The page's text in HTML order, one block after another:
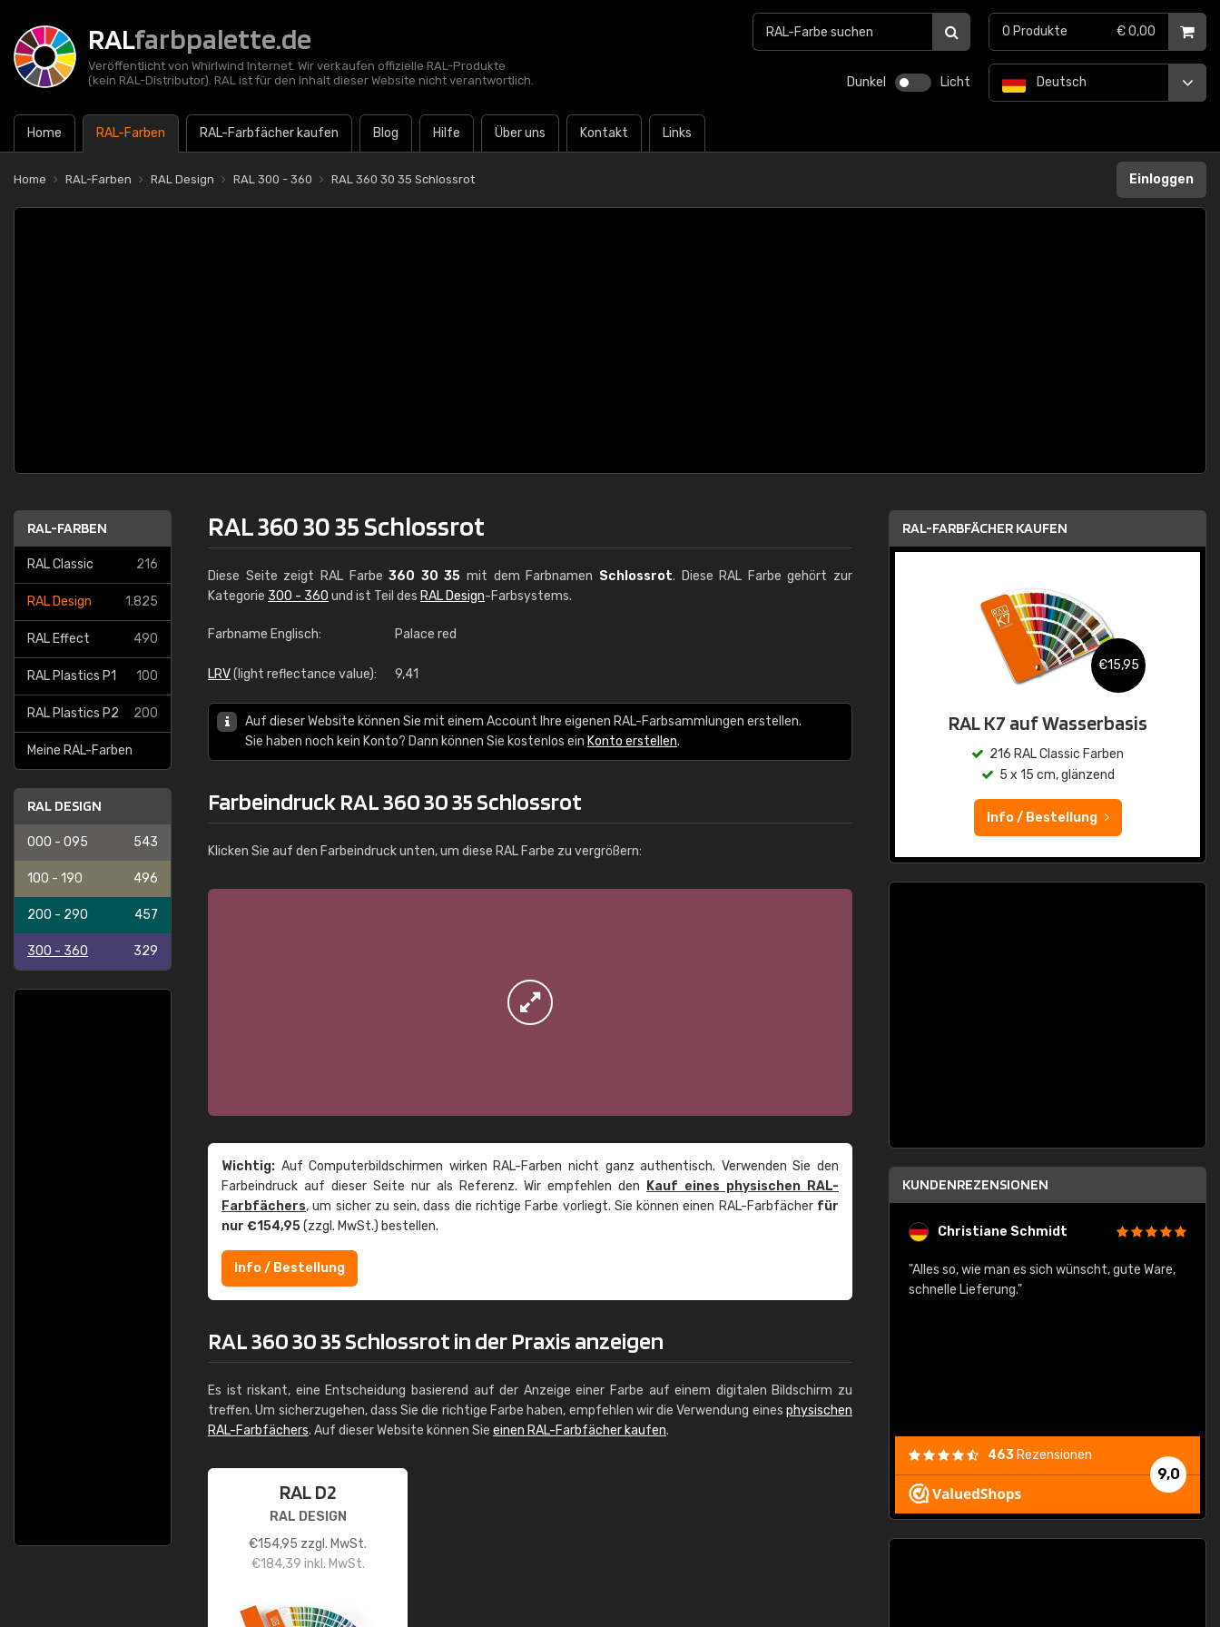
RALfarbpalette.de
Veröffentlicht von Whirlwind Internet. Wir verkaufen offizielle RAL-Produkte
(kein RAL-Distributor). RAL ist für den Inhalt dieser Website nicht verantwortlich.
Dunkel Licht
Home RAL-Farben RAL-Farbfächer kaufen Blog Hilfe Über uns Kontakt Links
Deutsch
0 Produkte € 0,00
Home RAL-Farben RAL Design RAL 300 - 360 RAL 360 30 35 Schlossrot Einloggen
RAL-FARBEN
RAL Classic 216
RAL Design 1.825
RAL Effect 490
RAL Plastics P1 100
RAL Plastics P2 200
Meine RAL-Farben
RAL DESIGN
000 - 095 543
100 - 190 496
200 - 290 457
300 - 360 329
RAL 360 30 35 Schlossrot
Diese Seite zeigt RAL Farbe360 30 35 mit dem Farbnamen Schlossrot. Diese RAL Farbe gehört zur
Kategorie 300 - 360 und ist Teil des RAL Design-Farbsystems.
Farbname Englisch: Palace red
LRV(light reflectance value): 9,41
Auf dieser Website können Sie mit einem Account Ihre eigenen RAL-Farbsammlungen erstellen.
Sie haben noch kein Konto? Dann können Sie kostenlos ein Konto erstellen.
Farbeindruck RAL 360 30 35 Schlossrot
Klicken Sie auf den Farbeindruck unten, um diese RAL Farbe zu vergrößern:
Wichtig: Auf Computerbildschirmen wirken RAL-Farben nicht ganz authentisch. Verwenden Sie den
Farbeindruck auf dieser Seite nur als Referenz. Wir empfehlen den
Kauf eines physischen RAL-
Farbfächers, um sicher zu sein, dass die richtige Farbe vorliegt. Sie können einen RAL-Farbfächer für
nur €154,95(zzgl. MwSt.) bestellen.
Info / Bestellung
RAL 360 30 35 Schlossrot in der Praxis anzeigen
Es ist riskant, eine Entscheidung basierend auf der Anzeige einer Farbe auf einem digitalen Bildschirm zu
treffen. Um sicherzugehen, dass Sie die richtige Farbe haben, empfehlen wir die Verwendung eines physischen
RAL-Farbfächers. Auf dieser Website können Sie einen RAL-Farbfächer kaufen.
RAL D2
RAL DESIGN
€154,95 zzgl. MwSt.
€184,39 inkl. MwSt.
RAL-FARBFÄCHER KAUFEN
€15,95
RAL K7 auf Wasserbasis
216 RAL Classic Farben
5 x 15 cm, glänzend
Info / Bestellung
KUNDENREZENSIONEN
Christiane Schmidt
"Alles so, wie man es sich wünscht, gute Ware,
schnelle Lieferung."
9,0
463 Rezensionen